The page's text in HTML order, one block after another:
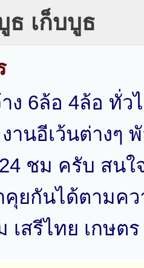
ธ เก็บบูธ
ง 6ล้อ 4ล้อ ทั่
านอีเว้นต่างๆ
ชม ครับ สนใ
คุยกันได้ตามค
เสรีไทย เกษต